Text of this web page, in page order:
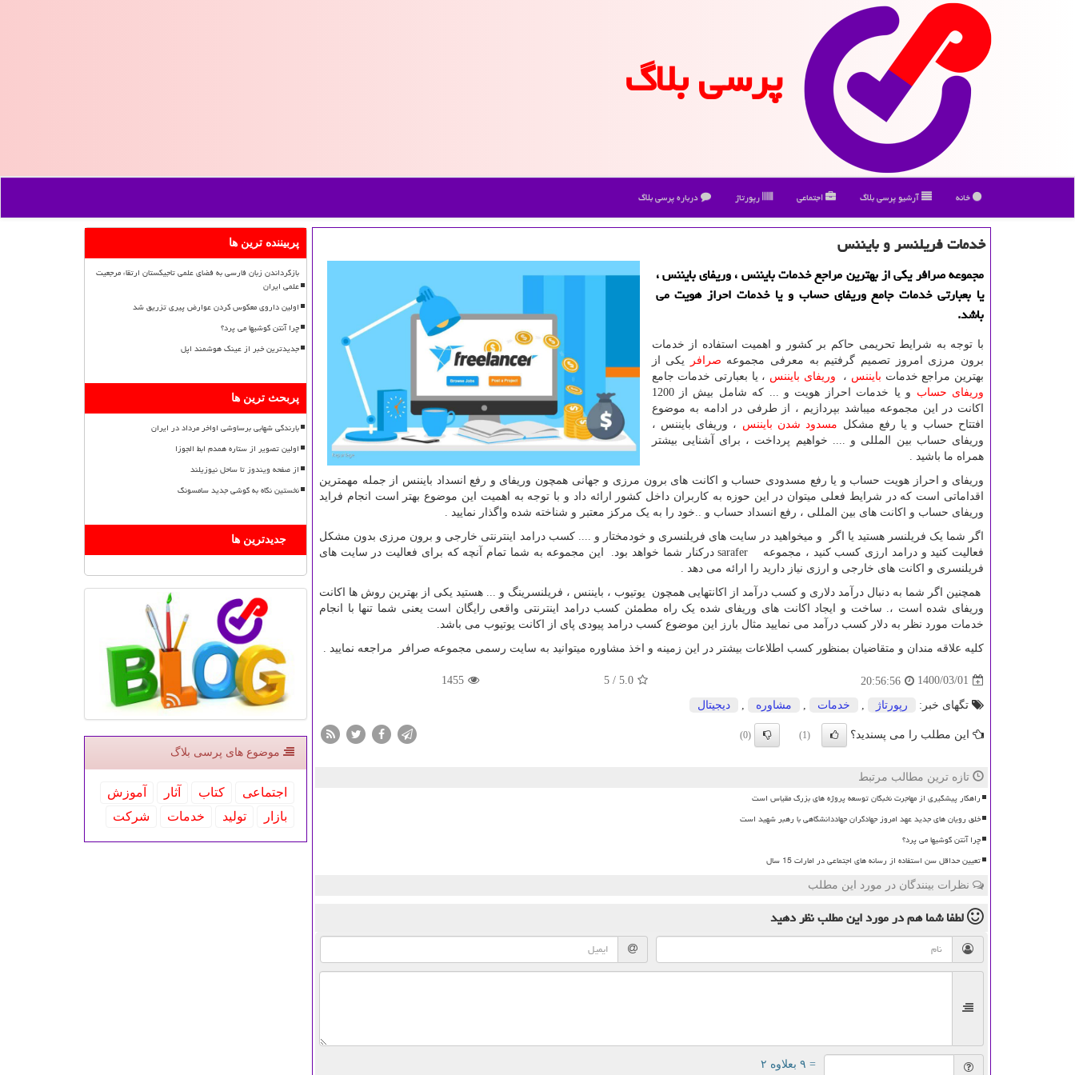
پرسی بلاگ
خانه آرشیو پرسی بلاگ اجتماعی رپورتاژ درباره پرسی بلاگ
خدمات فریلنسر و بایننس
مجموعه صرافر یكی از بهترین مراجع خدمات بایننس ، وریفای بایننس ،
یا بعبارتی خدمات جامع وریفای حساب و یا خدمات احراز هویت می
باشد.
با توجه به شرایط تحریمی حاکم بر کشور و اهمیت استفاده از خدمات
برون مرزی امروز تصمیم گرفتیم به معرفی مجموعه صرافر
یکی از
بهترین مراجع خدمات بایننس ، وریفای بایننس ، یا بعبارتی خدمات جامع
وریفای حساب
و یا خدمات احراز هویت و ... که شامل بیش از 1200
اکانت در این مجموعه میباشد بپردازیم ، از طرفی در ادامه به موضوع
افتتاح حساب و یا رفع مشکل مسدود شدن بایننس ، وریفای بایننس ،
وریفای حساب بین المللی و .... خواهیم پرداخت ، برای آشنایی بیشتر
همراه ما باشید .
وریفای و احراز هویت حساب و یا رفع مسدودی حساب و اکانت های برون مرزی و جهانی همچون وریفای و رفع انسداد بایننس از جمله مهمترین
اقداماتی است که در شرایط فعلی میتوان در این حوزه به کاربران داخل کشور ارائه داد و با توجه به اهمیت این موضوع بهتر است انجام فراید
وریفای حساب و اکانت های بین المللی ، رفع انسداد حساب و ..خود را به یک مرکز معتبر و شناخته شده واگذار نمایید .
اگر شما یک فریلنسر هستید یا اگر و میخواهید در سایت های فریلنسری و خودمختار و .... کسب درامد اینترنتی خارجی و برون مرزی بدون مشکل
فعالیت کنید و درامد ارزی کسب کنید ، مجموعه saraferدرکنار شما خواهد بود. این مجموعه به شما تمام آنچه که برای فعالیت در سایت های
فریلنسری و اکانت های خارجی و ارزی نیاز دارید را ارائه می دهد .
همچنین اگر شما به دنبال درآمد دلاری و کسب درآمد از اکانتهایی همچون یوتیوب ، بایننس ، فریلنسرینگ و ... هستید یکی از بهترین روش ها اکانت
وریفای شده است ،. ساخت و ایجاد اکانت های وریفای شده یک راه مطمئن کسب درامد اینترنتی واقعی رایگان است یعنی شما تنها با انجام
خدمات مورد نظر به دلار کسب درآمد می نمایید مثال بارز این موضوع کسب درامد پیودی پای از اکانت یوتیوب می باشد.
کلیه علاقه مندان و متقاضیان بمنظور کسب اطلاعات بیشتر در این زمینه و اخذ مشاوره میتوانید به سایت رسمی مجموعه صرافر مراجعه نمایید .
1400/03/01
20:56:56
5.0
/ 5
1455
تگهای خبر: رپورتاژ خدمات مشاوره دیجیتال
این مطلب را می پسندید؟ (1)
(0)
تازه ترین مطالب مرتبط
راهکار پیشگیری از مهاجرت نخبگان توسعه پروژه های بزرگ مقیاس است
خلق رویان های جدید عهد امروز جهادگران جهاددانشگاهی با رهبر شهید است
چرا آنتن گوشیها می پرد؟
تعیین حداقل سن استفاده از رسانه های اجتماعی در امارات 15 سال
نظرات بینندگان در مورد این مطلب
لطفا شما همدر مورد این مطلبنظر دهید
= ۹ بعلاوه ۲
پربیننده ترین ها
بازگرداندن زبان فارسی به فضای علمی تاجیکستان ارتقاء مرجعیت
علمی ایران
اولین داروی معکوس کردن عوارض پیری تزریق شد
چرا آنتن گوشیها می پرد؟
جدیدترین خبر از عینک هوشمند اپل
پربحث ترین ها
بارندگی شهابی برساوشی اواخر مرداد در ایران
اولین تصویر از ستاره همدم ابط الجوزا
از صفحه ویندوز تا ساحل نیوزیلند
نخستین نگاه به گوشی جدید سامسونگ
جدیدترین ها
موضوع های پرسی بلاگ
اجتماعی كتاب آثار
آموزش
بازار
تولید خدمات شركت